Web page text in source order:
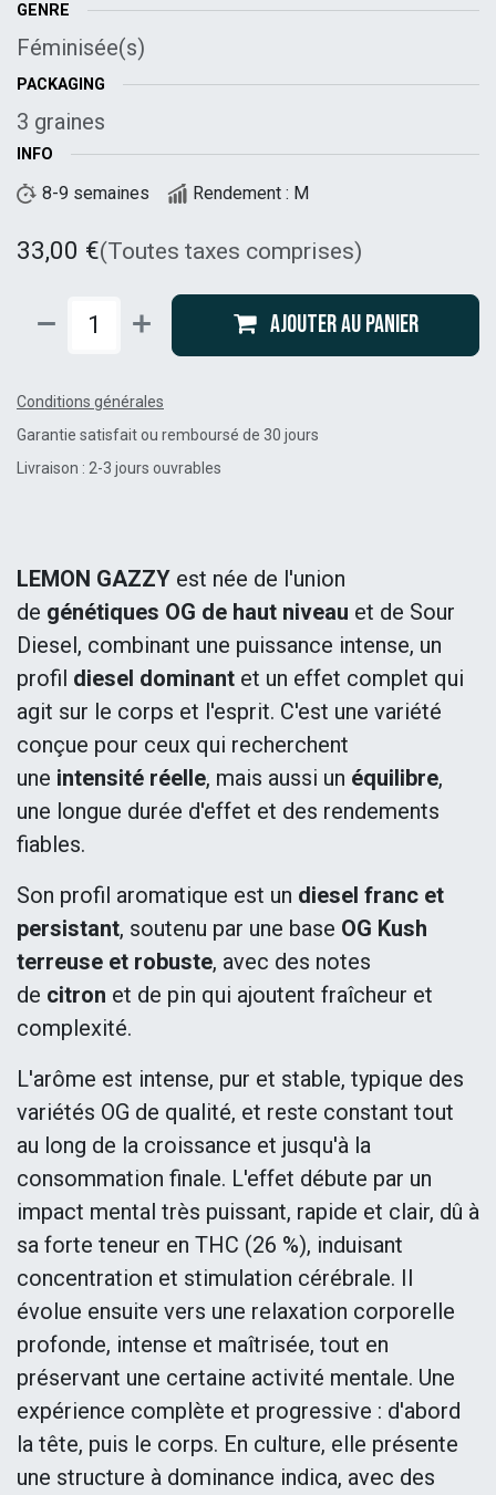
GENRE
Féminisée(s)
PACKAGING
3 graines
INFO
8-9 semaines Rendement : M
33,00 €(Toutes taxes comprises)
Ajouter au panier
Conditions générales
Garantie satisfait ou remboursé de 30 jours
Livraison : 2-3 jours ouvrables
LEMON GAZZY est née de l'union
de génétiques OG de haut niveau et de Sour
Diesel, combinant une puissance intense, un
profil diesel dominant et un effet complet qui
agit sur le corps et l'esprit. C'est une variété
conçue pour ceux qui recherchent
une intensité réelle, mais aussi un équilibre,
une longue durée d'effet et des rendements
fiables.
Son profil aromatique est un diesel franc et
persistant, soutenu par une base OG Kush
terreuse et robuste, avec des notes
de citron et de pin qui ajoutent fraîcheur et
complexité.
L'arôme est intense, pur et stable, typique des
variétés OG de qualité, et reste constant tout
au long de la croissance et jusqu'à la
consommation finale. L'effet débute par un
impact mental très puissant, rapide et clair, dû à
sa forte teneur en THC (26 %), induisant
concentration et stimulation cérébrale. Il
évolue ensuite vers une relaxation corporelle
profonde, intense et maîtrisée, tout en
préservant une certaine activité mentale. Une
expérience complète et progressive : d'abord
la tête, puis le corps. En culture, elle présente
une structure à dominance indica, avec des